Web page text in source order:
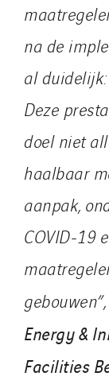
na de
al
Deze
doel niet
haalbaar
aanpak,
COVID-19
Energy &
Facilities